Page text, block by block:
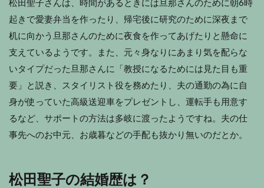
松田聖子さんは、時間があるときには旦那さんのために朝6時
起きで愛妻弁当を作ったり、帰宅後に研究のために深夜まで
机に向かう旦那さんのために夜食を作ってあげたりと懸命に
支えているようです。また、元々身なりにあまり気を配らな
いタイプだった旦那さんに「教授になるためには見た目も重
要」と説き、スタイリスト役を務めたり、夫の通勤の為に自
身が使っていた高級送迎車をプレゼントし、運転手も用意す
るなど、サポートの方法は多岐に渡ったようですね。夫の仕
事先へのお中元、お歳暮などの手配も抜かり無いのだとか。
松田聖子の結婚歴は？